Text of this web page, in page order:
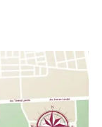
detergente,